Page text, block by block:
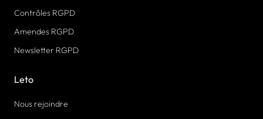
Contrôles RGPD
Amendes RGPD
Newsletter RGPD
Leto
Nous rejoindre